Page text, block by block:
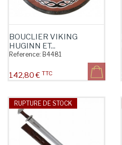
BOUCLIER VIKING
HUGINN ET...
Reference: B4481
Prix
142,80 € TTC
RUPTURE DE STOCK